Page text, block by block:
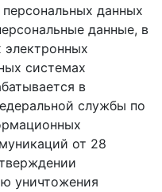
данных
данные, в
системах
в
службы по
от 28
уничтожения